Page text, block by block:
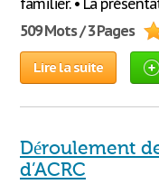
familier. • La
509 Mots / 3 Pages
Lire la suite
Déroulement
d’ACRC